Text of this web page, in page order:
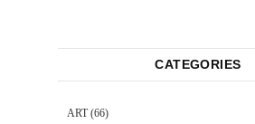
CATEGORIES
ART(66)